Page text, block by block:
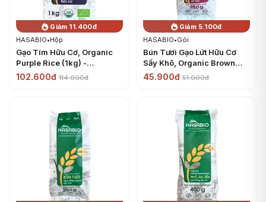
Giảm 11.400đ
HASABIO•Hộp
Gạo Tím Hữu Cơ, Organic
Purple Rice (1kg) -
HASABIO
102.600đ 114.000đ
Giảm 5.100đ
HASABIO•Gói
Bún Tươi Gạo Lứt Hữu Cơ
Sấy Khô, Organic Brown
Rice Vermicelli (250g) -
45.900đ 51.000đ